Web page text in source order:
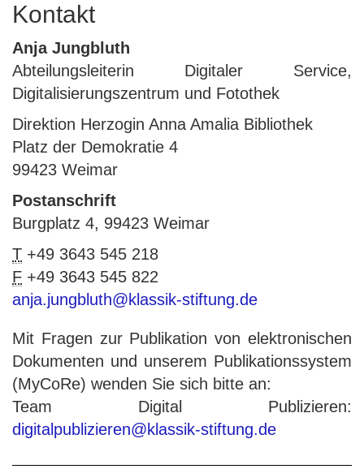
Kontakt
Anja Jungbluth
Abteilungsleiterin Digitaler Service,
Digitalisierungszentrum und Fotothek
Direktion Herzogin Anna Amalia Bibliothek
Platz der Demokratie 4
99423 Weimar
Postanschrift
Burgplatz 4, 99423 Weimar
T +49 3643 545 218
F +49 3643 545 822
anja.jungbluth@klassik-stiftung.de
Mit Fragen zur Publikation von elektronischen
Dokumenten und unserem Publikationssystem
(MyCoRe) wenden Sie sich bitte an:
Team Digital Publizieren:
digitalpublizieren@klassik-stiftung.de